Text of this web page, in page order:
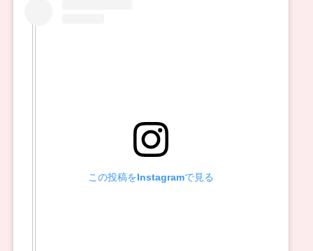
この投稿をInstagramで見る